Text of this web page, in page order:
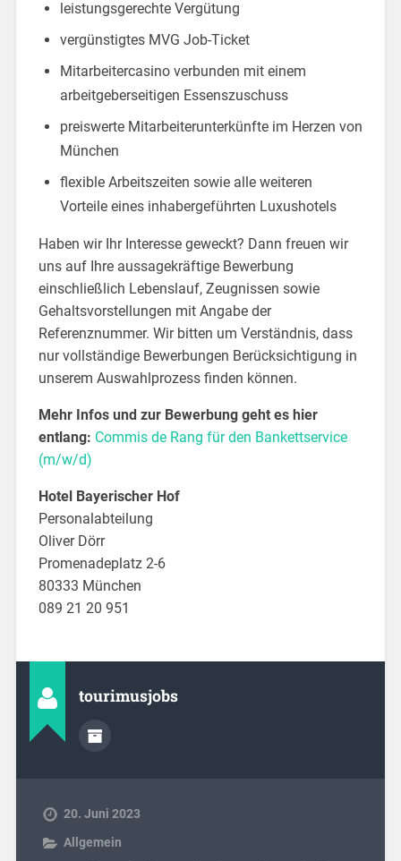
leistungsgerechte Vergütung
vergünstigtes MVG Job-Ticket
Mitarbeitercasino verbunden mit einem
arbeitgeberseitigen Essenszuschuss
preiswerte Mitarbeiterunterkünfte im Herzen von
München
flexible Arbeitszeiten sowie alle weiteren
Vorteile eines inhabergeführten Luxushotels
Haben wir Ihr Interesse geweckt? Dann freuen wir
uns auf Ihre aussagekräftige Bewerbung
einschließlich Lebenslauf, Zeugnissen sowie
Gehaltsvorstellungen mit Angabe der
Referenznummer. Wir bitten um Verständnis, dass
nur vollständige Bewerbungen Berücksichtigung in
unserem Auswahlprozess finden können.
Mehr Infos und zur Bewerbung geht es hier
entlang: Commis de Rang für den Bankettservice
(m/w/d)
Hotel Bayerischer Hof
Personalabteilung
Oliver Dörr
Promenadeplatz 2-6
80333 München
089 21 20 951
tourimusjobs
20. Juni 2023
Allgemein